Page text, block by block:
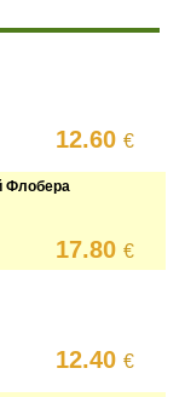
12.60€
Флобера
17.80€
12.40€